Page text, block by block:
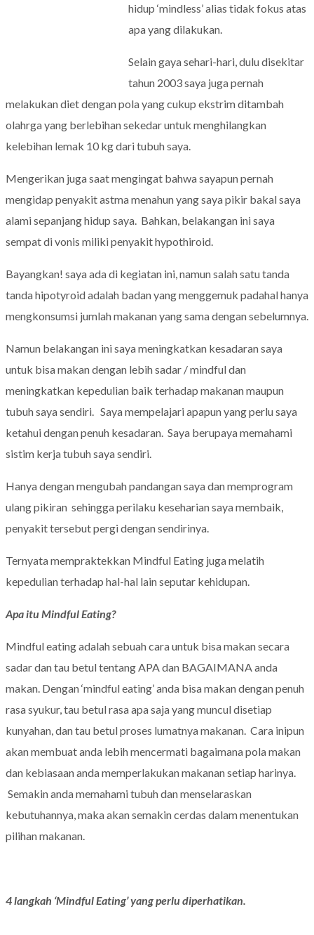
hidup ‘mindless’ alias tidak fokus atas
apa yang dilakukan.
Selain gaya sehari-hari, dulu disekitar
tahun 2003 saya juga pernah
melakukan diet dengan pola yang cukup ekstrim ditambah
olahrga yang berlebihan sekedar untuk menghilangkan
kelebihan lemak 10 kg dari tubuh saya.
Mengerikan juga saat mengingat bahwa sayapun pernah
mengidap penyakit astma menahun yang saya pikir bakal saya
alami sepanjang hidup saya. Bahkan, belakangan ini saya
sempat di vonis miliki penyakit hypothiroid.
Bayangkan! saya ada di kegiatan ini, namun salah satu tanda
tanda hipotyroid adalah badan yang menggemuk padahal hanya
mengkonsumsi jumlah makanan yang sama dengan sebelumnya.
Namun belakangan ini saya meningkatkan kesadaran saya
untuk bisa makan dengan lebih sadar / mindful dan
meningkatkan kepedulian baik terhadap makanan maupun
tubuh saya sendiri. Saya mempelajari apapun yang perlu saya
ketahui dengan penuh kesadaran. Saya berupaya memahami
sistim kerja tubuh saya sendiri.
Hanya dengan mengubah pandangan saya dan memprogram
ulang pikiran sehingga perilaku keseharian saya membaik,
penyakit tersebut pergi dengan sendirinya.
Ternyata mempraktekkan Mindful Eating juga melatih
kepedulian terhadap hal-hal lain seputar kehidupan.
Apa itu Mindful Eating?
Mindful eating adalah sebuah cara untuk bisa makan secara
sadar dan tau betul tentang APA dan BAGAIMANA anda
makan. Dengan ‘mindful eating’ anda bisa makan dengan penuh
rasa syukur, tau betul rasa apa saja yang muncul disetiap
kunyahan, dan tau betul proses lumatnya makanan. Cara inipun
akan membuat anda lebih mencermati bagaimana pola makan
dan kebiasaan anda memperlakukan makanan setiap harinya.
Semakin anda memahami tubuh dan menselaraskan
kebutuhannya, maka akan semakin cerdas dalam menentukan
pilihan makanan.
4 langkah ‘Mindful Eating’ yang perlu diperhatikan.